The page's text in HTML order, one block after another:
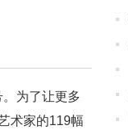
为了让更多
术家的119幅